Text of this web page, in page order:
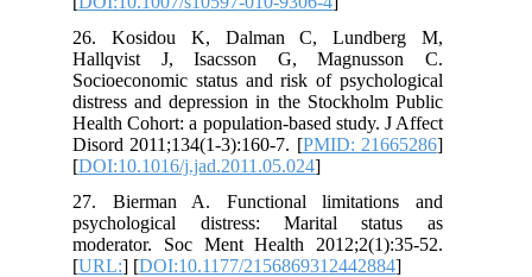
26. Kosidou K, Dalman C, Lundberg M,
Hallqvist J, Isacsson G, Magnusson C.
Socioeconomic status and risk of psychological
distress and depression in the Stockholm Public
Health Cohort: a population-based study. J Affect
Disord 2011;134(1-3):160-7. [PMID: 21665286
[DOI:10.1016/j.jad.2011.05.024
27. Bierman A. Functional limitations and
psychological distress: Marital status as
moderator. Soc Ment Health 2012;2(1):35-52.
[URL:] [DOI:10.1177/2156869312442884